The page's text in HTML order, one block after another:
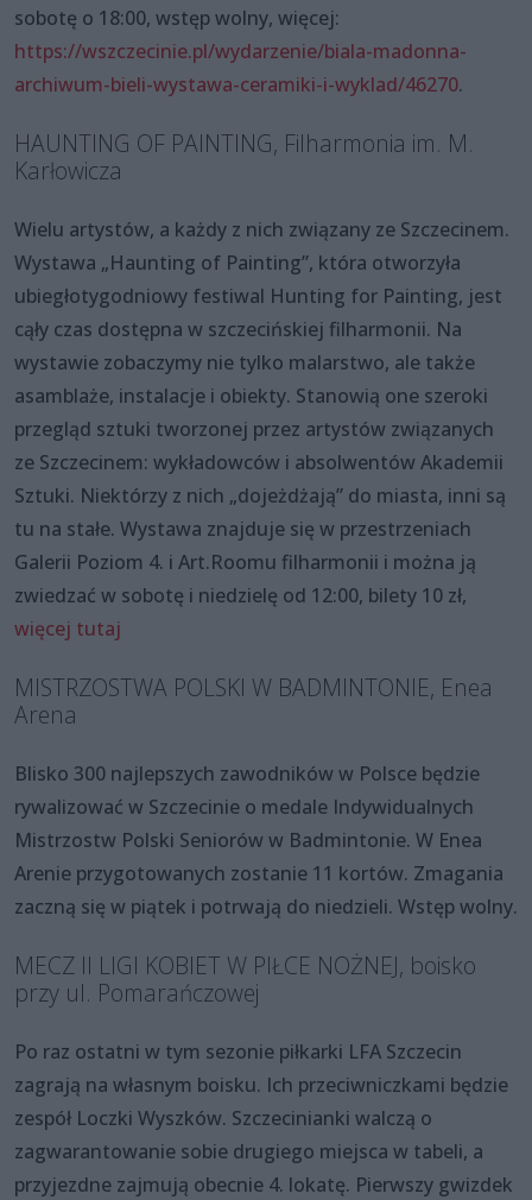
sobotę o 18:00, wstęp wolny, więcej:
https://wszczecinie.pl/wydarzenie/biala-madonna-
archiwum-bieli-wystawa-ceramiki-i-wyklad/46270.
HAUNTING OF PAINTING, Filharmonia im. M.
Karłowicza
Wielu artystów, a każdy z nich związany ze Szczecinem.
Wystawa „Haunting of Painting”, która otworzyła
ubiegłotygodniowy festiwal Hunting for Painting, jest
cąły czas dostępna w szczecińskiej filharmonii. Na
wystawie zobaczymy nie tylko malarstwo, ale także
asamblaże, instalacje i obiekty. Stanowią one szeroki
przegląd sztuki tworzonej przez artystów związanych
ze Szczecinem: wykładowców i absolwentów Akademii
Sztuki. Niektórzy z nich „dojeżdżają” do miasta, inni są
tu na stałe. Wystawa znajduje się w przestrzeniach
Galerii Poziom 4. i Art.Roomu filharmonii i można ją
zwiedzać w sobotę i niedzielę od 12:00, bilety 10 zł,
więcej tutaj
MISTRZOSTWA POLSKI W BADMINTONIE, Enea
Arena
Blisko 300 najlepszych zawodników w Polsce będzie
rywalizować w Szczecinie o medale Indywidualnych
Mistrzostw Polski Seniorów w Badmintonie. W Enea
Arenie przygotowanych zostanie 11 kortów. Zmagania
zaczną się w piątek i potrwają do niedzieli. Wstęp wolny.
MECZ II LIGI KOBIET W PIŁCE NOŻNEJ, boisko
przy ul. Pomarańczowej
Po raz ostatni w tym sezonie piłkarki LFA Szczecin
zagrają na własnym boisku. Ich przeciwniczkami będzie
zespół Loczki Wyszków. Szczecinianki walczą o
zagwarantowanie sobie drugiego miejsca w tabeli, a
przyjezdne zajmują obecnie 4. lokatę. Pierwszy gwizdek